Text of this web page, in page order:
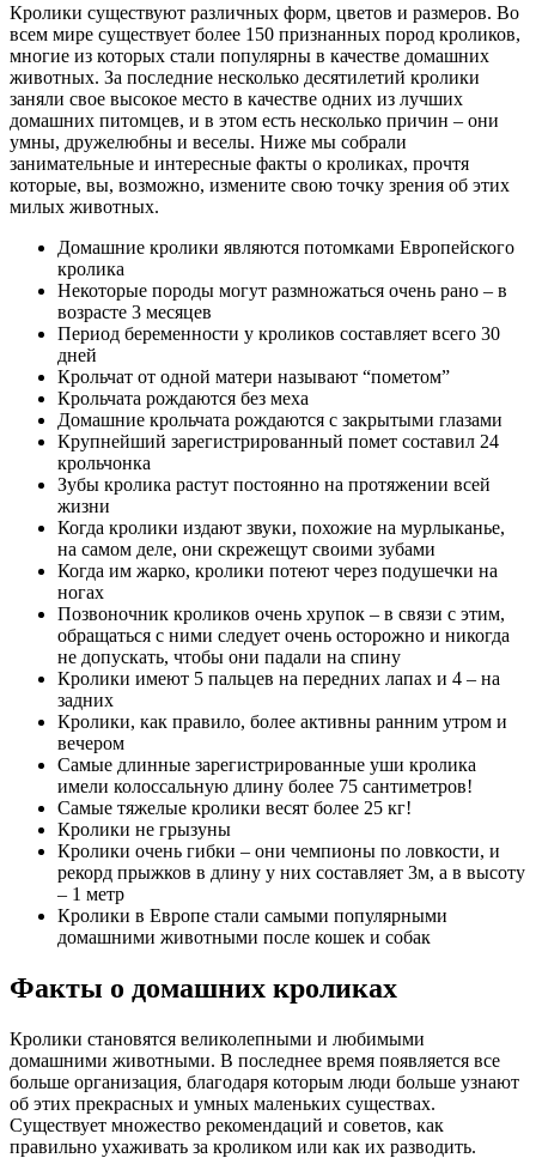
Кролики существуют различных форм, цветов и размеров. Во
всем мире существует более 150 признанных пород кроликов,
многие из которых стали популярны в качестве домашних
животных. За последние несколько десятилетий кролики
заняли свое высокое место в качестве одних из лучших
домашних питомцев, и в этом есть несколько причин – они
умны, дружелюбны и веселы. Ниже мы собрали
занимательные и интересные факты о кроликах, прочтя
которые, вы, возможно, измените свою точку зрения об этих
милых животных.
Домашние кролики являются потомками Европейского
кролика
Некоторые породы могут размножаться очень рано – в
возрасте 3 месяцев
Период беременности у кроликов составляет всего 30
дней
Крольчат от одной матери называют “пометом”
Крольчата рождаются без меха
Домашние крольчата рождаются с закрытыми глазами
Крупнейший зарегистрированный помет составил 24
крольчонка
Зубы кролика растут постоянно на протяжении всей
жизни
Когда кролики издают звуки, похожие на мурлыканье,
на самом деле, они скрежещут своими зубами
Когда им жарко, кролики потеют через подушечки на
ногах
Позвоночник кроликов очень хрупок – в связи с этим,
обращаться с ними следует очень осторожно и никогда
не допускать, чтобы они падали на спину
Кролики имеют 5 пальцев на передних лапах и 4 – на
задних
Кролики, как правило, более активны ранним утром и
вечером
Самые длинные зарегистрированные уши кролика
имели колоссальную длину более 75 сантиметров!
Самые тяжелые кролики весят более 25 кг!
Кролики не грызуны
Кролики очень гибки – они чемпионы по ловкости, и
рекорд прыжков в длину у них составляет 3м, а в высоту
– 1 метр
Кролики в Европе стали самыми популярными
домашними животными после кошек и собак
Факты о домашних кроликах
Кролики становятся великолепными и любимыми
домашними животными. В последнее время появляется все
больше организация, благодаря которым люди больше узнают
об этих прекрасных и умных маленьких существах.
Существует множество рекомендаций и советов, как
правильно ухаживать за кроликом или как их разводить.